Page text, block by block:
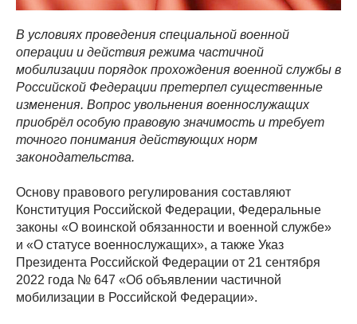
В условиях проведения специальной военной
операции и действия режима частичной
мобилизации порядок прохождения военной службы в
Российской Федерации претерпел существенные
изменения. Вопрос увольнения военнослужащих
приобрёл особую правовую значимость и требует
точного понимания действующих норм
законодательства.
Основу правового регулирования составляют
Конституция Российской Федерации, Федеральные
законы «О воинской обязанности и военной службе»
и «О статусе военнослужащих», а также Указ
Президента Российской Федерации от 21 сентября
2022 года № 647 «Об объявлении частичной
мобилизации в Российской Федерации».